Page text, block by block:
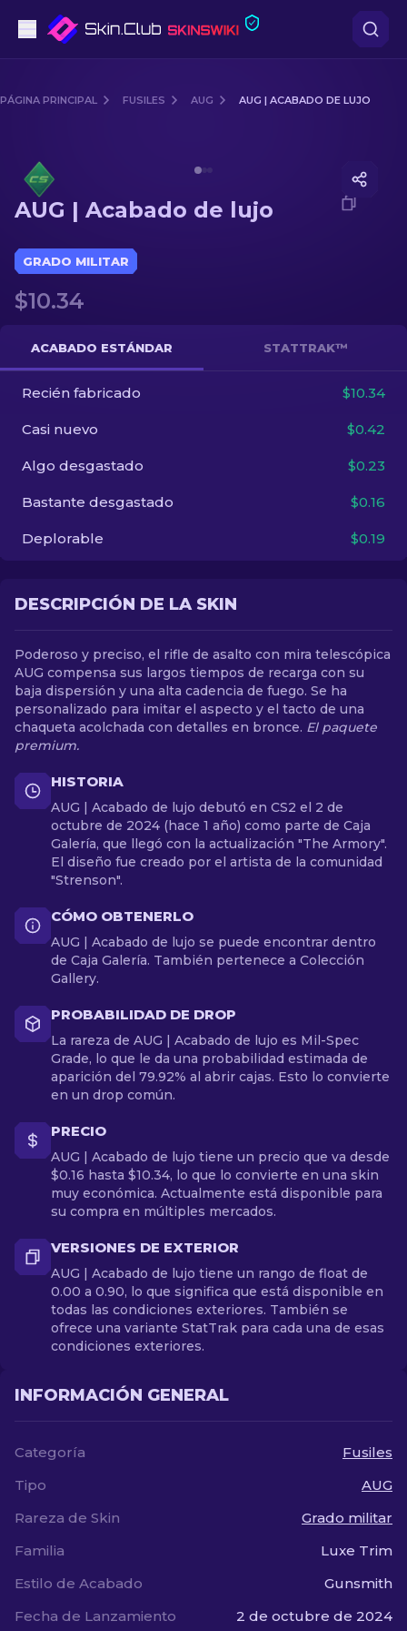
Fusiles de Francotirador
Cuchillos
Guantes
Cajas
Otro
PÁGINA PRINCIPAL FUSILES AUG AUG | ACABADO DE LUJO
AUG | Acabado de lujo
GRADO MILITAR
$10.34
ACABADO ESTÁNDAR STATTRAK™
Recién fabricado $10.34
Casi nuevo $0.42
Algo desgastado $0.23
Bastante desgastado $0.16
Deplorable $0.19
DESCRIPCIÓN DE LA SKIN
Poderoso y preciso, el rifle de asalto con mira telescópica
AUG compensa sus largos tiempos de recarga con su
baja dispersión y una alta cadencia de fuego. Se ha
personalizado para imitar el aspecto y el tacto de una
chaqueta acolchada con detalles en bronce. El paquete
premium.
HISTORIA
AUG | Acabado de lujo debutó en CS2 el 2 de
octubre de 2024 (hace 1 año) como parte de Caja
Galería, que llegó con la actualización "The Armory".
El diseño fue creado por el artista de la comunidad
"Strenson".
CÓMO OBTENERLO
AUG | Acabado de lujo se puede encontrar dentro
de Caja Galería. También pertenece a Colección
Gallery.
PROBABILIDAD DE DROP
La rareza de AUG | Acabado de lujo es Mil-Spec
Grade, lo que le da una probabilidad estimada de
aparición del 79.92% al abrir cajas. Esto lo convierte
en un drop común.
PRECIO
AUG | Acabado de lujo tiene un precio que va desde
$0.16 hasta $10.34, lo que lo convierte en una skin
muy económica. Actualmente está disponible para
su compra en múltiples mercados.
VERSIONES DE EXTERIOR
AUG | Acabado de lujo tiene un rango de float de
0.00 a 0.90, lo que significa que está disponible en
todas las condiciones exteriores. También se
ofrece una variante StatTrak para cada una de esas
condiciones exteriores.
INFORMACIÓN GENERAL
Categoría
Fusiles
Tipo
AUG
Rareza de Skin
Grado militar
Familia
Luxe Trim
Estilo de Acabado
Gunsmith
Fecha de Lanzamiento
2 de octubre de 2024